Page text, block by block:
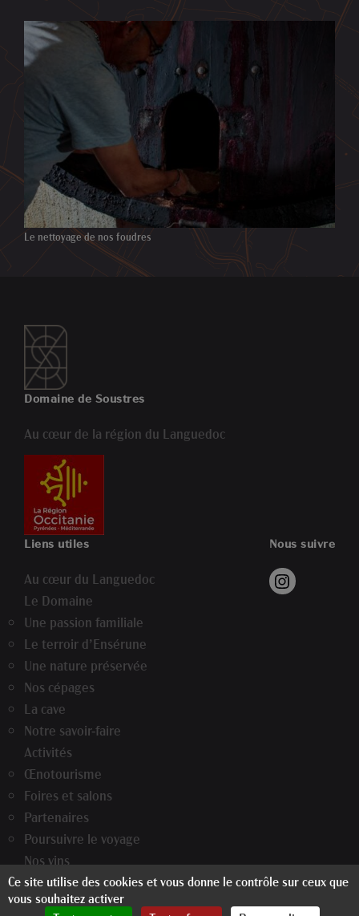
Le nettoyage de nos foudres
Domaine de Soustres
Au cœur de la région du Languedoc
Liens utiles
Au cœur du Languedoc
Le Domaine
Une passion familiale
Le terroir d’Ensérune
Une nature préservée
Nos cépages
La cave
Notre savoir-faire
Activités
Œnotourisme
Foires et salons
Partenaires
Poursuivre le voyage
Nos vins
Nos actualités
Informations
Nous suivre
Ce site utilise des cookies et vous donne le contrôle sur ceux que
vous souhaitez activer